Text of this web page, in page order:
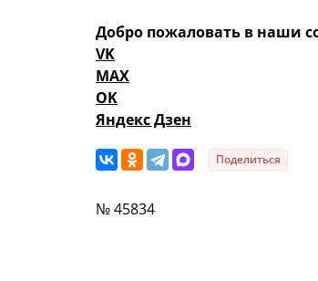
Добро пожаловать в наши
VK
MAX
OK
Яндекс Дзен
Поделиться
№ 45834